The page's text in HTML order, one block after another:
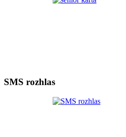
SMS rozhlas